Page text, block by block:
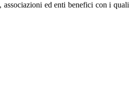
ed enti benefici con i quali